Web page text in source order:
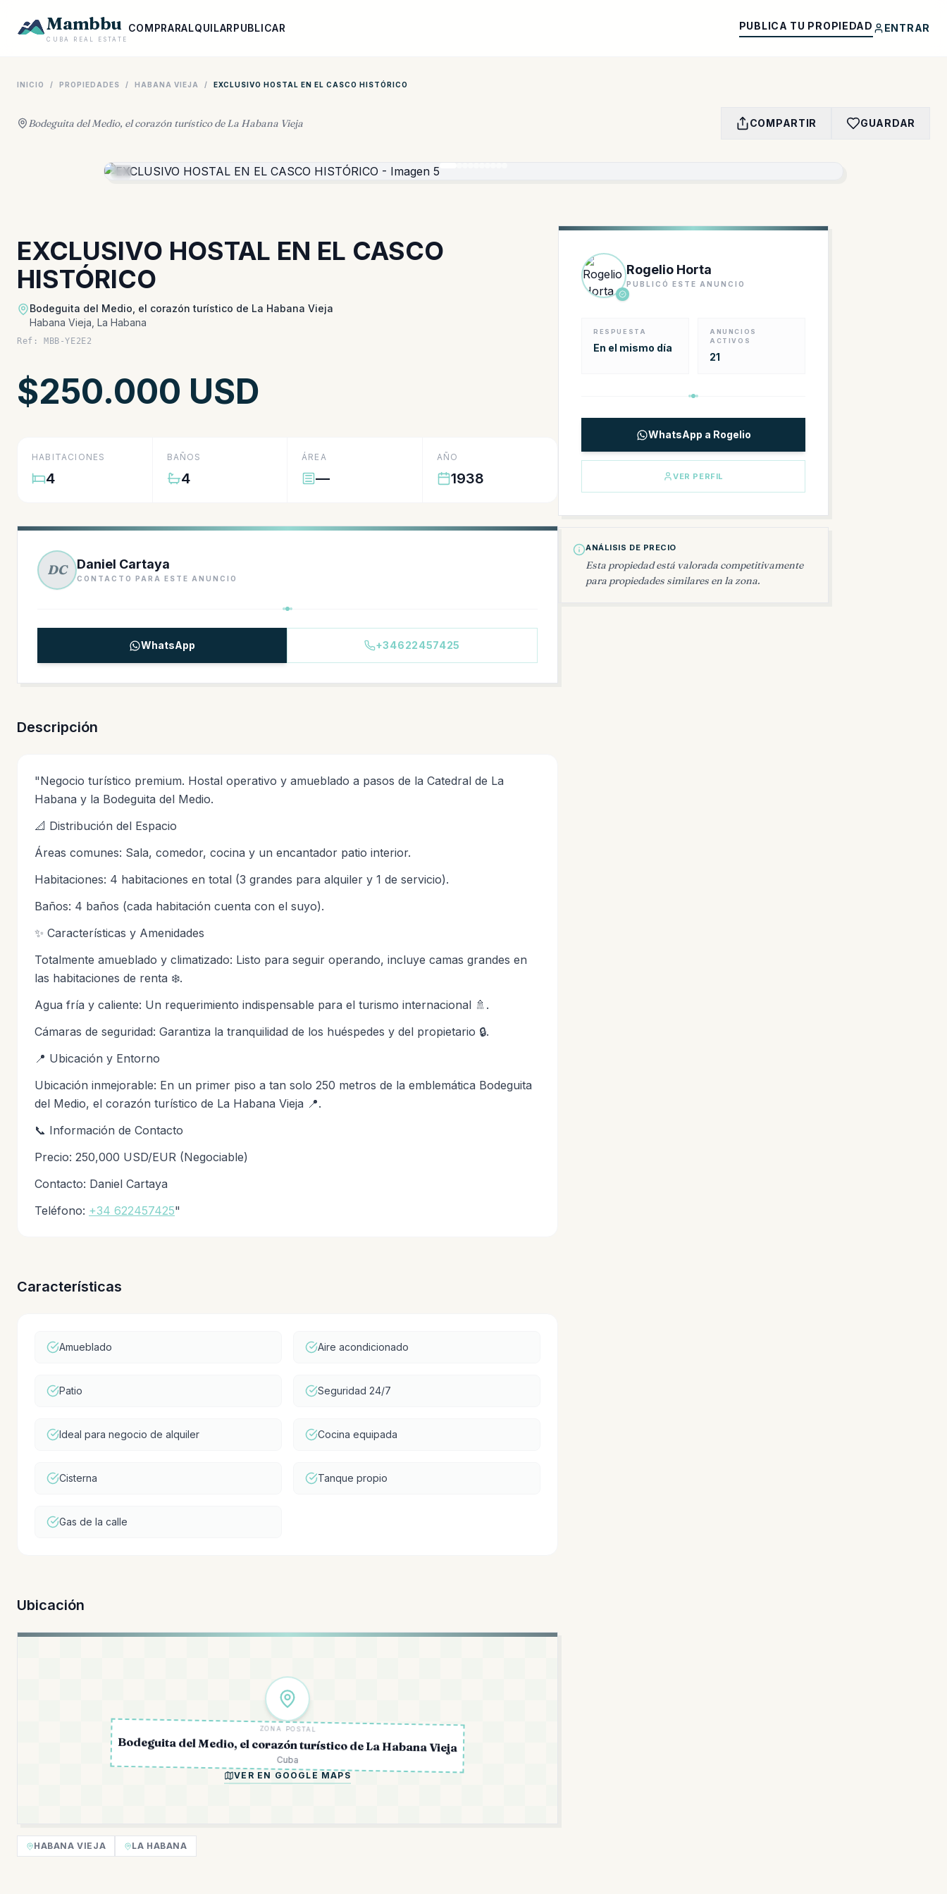
Mambbu
CUBA REAL ESTATE
COMPRARALQUILARPUBLICAR PUBLICA TU PROPIEDAD ENTRAR
INICIO / PROPIEDADES / HABANA VIEJA / EXCLUSIVO HOSTAL EN EL CASCO HISTÓRICO
Bodeguita del Medio, el corazón turístico de La Habana Vieja COMPARTIR GUARDAR
EXCLUSIVO HOSTAL EN EL CASCO
HISTÓRICO
Bodeguita del Medio, el corazón turístico de La Habana Vieja
Habana Vieja, La Habana
Ref: MBB-YE2E2
$250.000 USD
HABITACIONES
4
BAÑOS
4
ÁREA
—
AÑO
1938
DC Daniel Cartaya
CONTACTO PARA ESTE ANUNCIO
WhatsApp +34622457425
Descripción
"Negocio turístico premium. Hostal operativo y amueblado a pasos de la Catedral de La
Habana y la Bodeguita del Medio.
📐 Distribución del Espacio
Áreas comunes: Sala, comedor, cocina y un encantador patio interior.
Habitaciones: 4 habitaciones en total (3 grandes para alquiler y 1 de servicio).
Baños: 4 baños (cada habitación cuenta con el suyo).
✨ Características y Amenidades
Totalmente amueblado y climatizado: Listo para seguir operando, incluye camas grandes en
las habitaciones de renta ❄️.
Agua fría y caliente: Un requerimiento indispensable para el turismo internacional 🚿.
Cámaras de seguridad: Garantiza la tranquilidad de los huéspedes y del propietario 🔒.
📍 Ubicación y Entorno
Ubicación inmejorable: En un primer piso a tan solo 250 metros de la emblemática Bodeguita
del Medio, el corazón turístico de La Habana Vieja 📍.
📞 Información de Contacto
Precio: 250,000 USD/EUR (Negociable)
Contacto: Daniel Cartaya
Teléfono: +34 622457425"
Características
Amueblado Aire acondicionado
Patio Seguridad 24/7
Ideal para negocio de alquiler Cocina equipada
Cisterna Tanque propio
Gas de la calle
Ubicación
ZONA POSTAL
Bodeguita del Medio, el corazón turístico de La Habana Vieja
Cuba
VER EN GOOGLE MAPS
HABANA VIEJA LA HABANA
Rogelio Horta
PUBLICÓ ESTE ANUNCIO
RESPUESTA
En el mismo día
ANUNCIOS
ACTIVOS
21
WhatsApp a Rogelio
VER PERFIL
ANÁLISIS DE PRECIO
Esta propiedad está valorada competitivamente
para propiedades similares en la zona.